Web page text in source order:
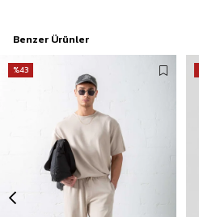
Benzer Ürünler
%43